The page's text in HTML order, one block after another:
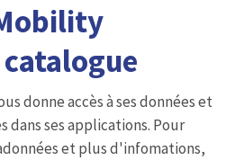
donne accès à ses données et
dans ses applications. Pour
et plus d'infomations,